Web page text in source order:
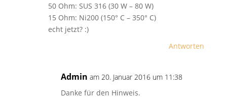
50 Ohm: SUS 316 (30 W – 80 W)
15 Ohm: Ni200 (150° C – 350° C)
echt jetzt? :)
Antworten
Admin am 20. Januar 2016 um 11:38
Danke für den Hinweis.